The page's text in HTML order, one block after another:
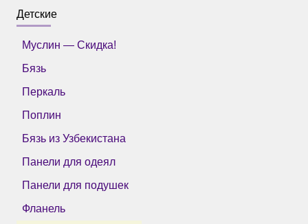
Детские
Муслин — Скидка!
Бязь
Перкаль
Поплин
Бязь из Узбекистана
Панели для одеял
Панели для подушек
Фланель